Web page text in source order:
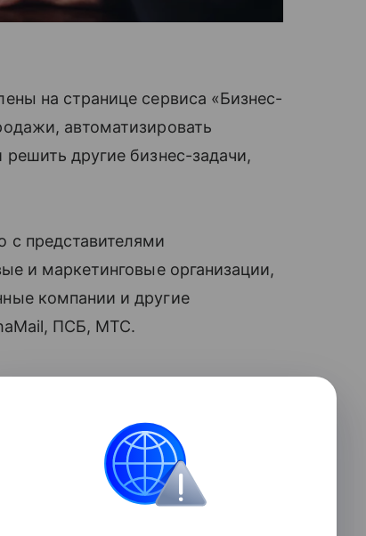
на странице сервиса «Бизнес-
автоматизировать
другие бизнес-задачи,
с представителями
и маркетинговые организации,
компании и другие
ПСБ, МТС.
и компаниям доступно более
в себя бухгалтерские
для маркетинга, аналитики,
для бизнеса.
сгруппированы